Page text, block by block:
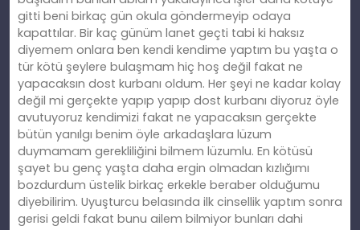
gitti beni birkaç gün okula göndermeyip odaya
kapattılar. Bir kaç günüm lanet geçti tabi ki haksız
diyemem onlara ben kendi kendime yaptım bu yaşta o
tür kötü şeylere bulaşmam hiç hoş değil fakat ne
yapacaksın dost kurbanı oldum. Her şeyi ne kadar kolay
değil mi gerçekte yapıp yapıp dost kurbanı diyoruz öyle
avutuyoruz kendimizi fakat ne yapacaksın gerçekte
bütün yanılgı benim öyle arkadaşlara lüzum
duymamam gerekliliğini bilmem lüzumlu. En kötüsü
şayet bu genç yaşta daha ergin olmadan kızlığımı
bozdurdum üstelik birkaç erkekle beraber olduğumu
diyebilirim. Uyuşturcu belasında ilk cinsellik yaptım sonra
gerisi geldi fakat bunu ailem bilmiyor bunları dahi